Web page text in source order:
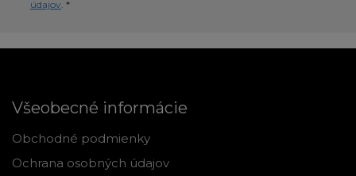
údajov. *
Všeobecné informácie
Obchodné podmienky
Ochrana osobných údajov